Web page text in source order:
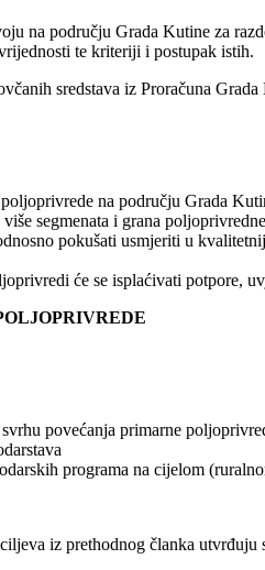
na području Grada Kutine za
te kriteriji i postupak istih.
sredstava iz Proračuna Grada
na području Grada
segmenata i grana
pokušati usmjeriti u
će se isplaćivati potpore,
povećanja primarne
programa na cijelom
iz prethodnog članka utvrđuju